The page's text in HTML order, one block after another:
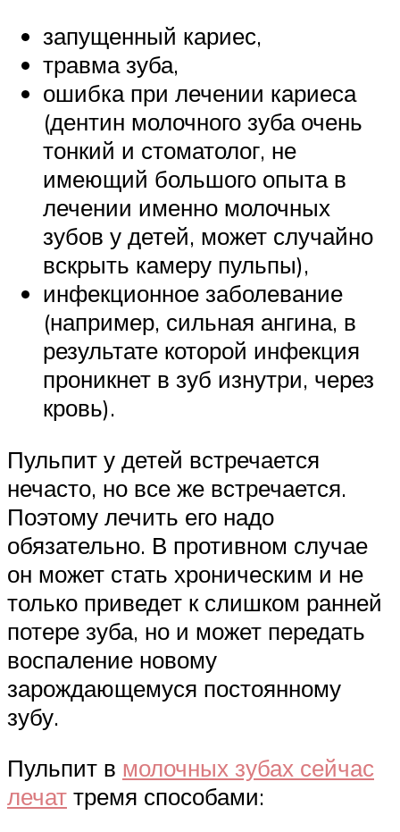
запущенный кариес,
травма зуба,
ошибка при лечении кариеса
(дентин молочного зуба очень
тонкий и стоматолог, не
имеющий большого опыта в
лечении именно молочных
зубов у детей, может случайно
вскрыть камеру пульпы),
инфекционное заболевание
(например, сильная ангина, в
результате которой инфекция
проникнет в зуб изнутри, через
кровь).
Пульпит у детей встречается
нечасто, но все же встречается.
Поэтому лечить его надо
обязательно. В противном случае
он может стать хроническим и не
только приведет к слишком ранней
потере зуба, но и может передать
воспаление новому
зарождающемуся постоянному
зубу.
Пульпит в молочных зубах сейчас
лечат тремя способами: